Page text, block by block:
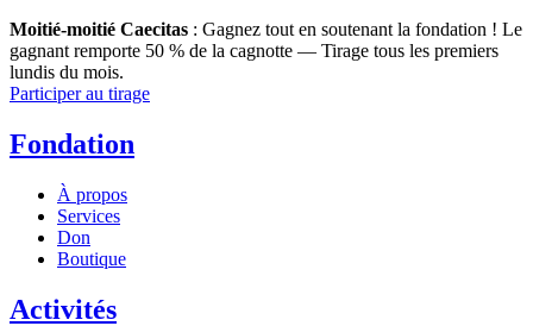
Moitié-moitié Caecitas : Gagnez tout en soutenant la fondation ! Le
gagnant remporte 50 % de la cagnotte — Tirage tous les premiers
lundis du mois.
Participer au tirage
Fondation
À propos
Services
Don
Boutique
Activités